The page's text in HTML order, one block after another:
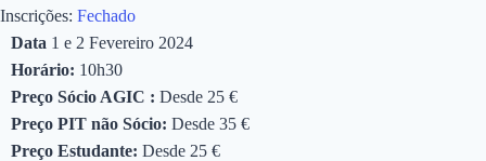
Inscrições: Fechado
Data 1 e 2 Fevereiro 2024
Horário: 10h30
Preço Sócio AGIC : Desde 25 €
Preço PIT não Sócio: Desde 35 €
Preço Estudante: Desde 25 €